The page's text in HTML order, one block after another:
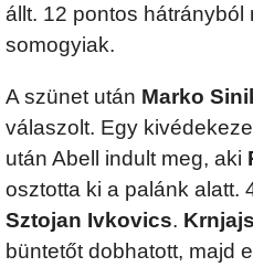
állt. 12 pontos hátrányból
somogyiak.
A szünet után Marko
válaszolt. Egy
után Abell indult meg, aki
osztotta ki a palánk alatt.
Sztojan Ivkovics.
büntetőt dobhatott, majd